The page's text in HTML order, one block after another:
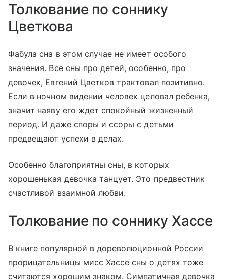
Толкование по соннику
Цветкова
Фабула сна в этом случае не имеет особого
значения. Все сны про детей, особенно, про
девочек, Евгений Цветков трактовал позитивно.
Если в ночном видении человек целовал ребенка,
значит наяву его ждет спокойный жизненный
период. И даже споры и ссоры с детьми
предвещают успехи в делах.
Особенно благоприятны сны, в которых
хорошенькая девочка танцует. Это предвестник
счастливой взаимной любви.
Толкование по соннику Хассе
В книге популярной в дореволюционной России
прорицательницы мисс Хассе сны о детях тоже
считаются хорошим знаком. Симпатичная девочка